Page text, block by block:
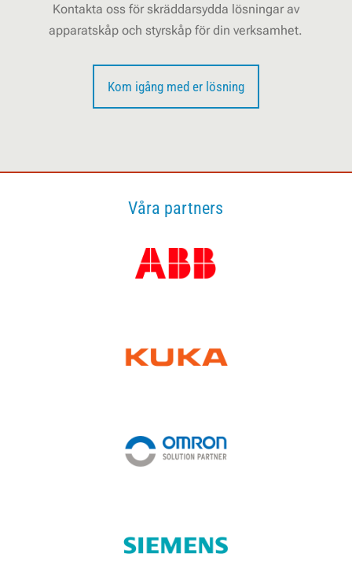
Kontakta oss för skräddarsydda lösningar av
apparatskåp och styrskåp för din verksamhet.
Kom igång med er lösning
Våra partners